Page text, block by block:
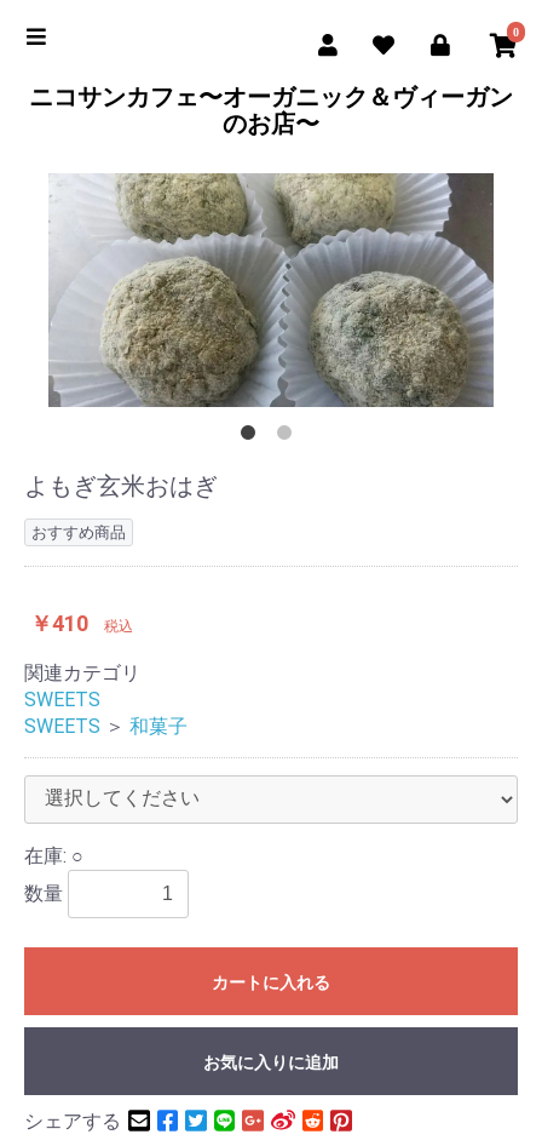
0
ニコサンカフェ〜オーガニック＆ヴィーガン
のお店〜
よもぎ玄米おはぎ
おすすめ商品
￥410 税込
関連カテゴリ
SWEETS
SWEETS ＞ 和菓子
在庫: ○
数量
カートに入れる
お気に入りに追加
シェアする